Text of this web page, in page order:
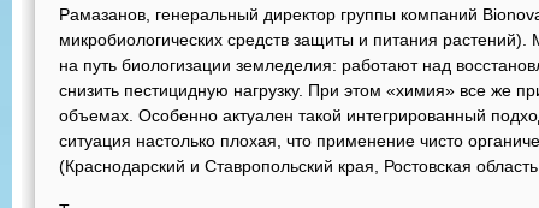
Рамазанов, генеральный директор группы компаний
микробиологических средств защиты и питания растений).
на путь биологизации земледелия: работают над
снизить пестицидную нагрузку. При этом «химия» все же
объемах. Особенно актуален такой интегрированный
ситуация настолько плохая, что применение чисто
(Краснодарский и Ставропольский края, Ростовская